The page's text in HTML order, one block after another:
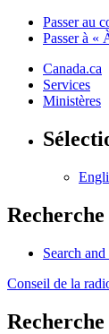
Passer au
Passer à «
Canada.ca
Services
Ministères
Search and
Conseil de la
Recherche